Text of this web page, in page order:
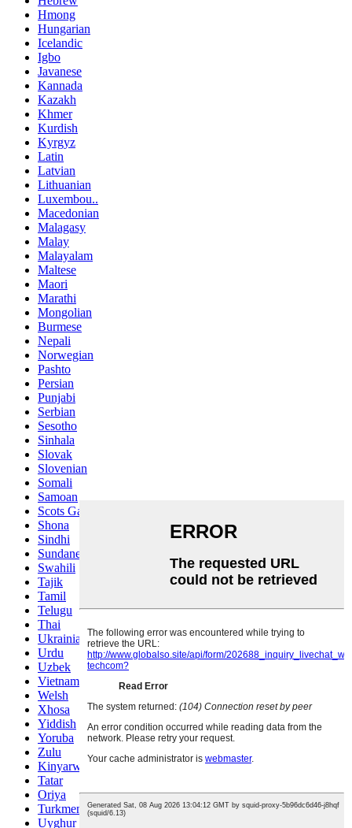
Hmong
Hungarian
Icelandic
Igbo
Javanese
Kannada
Kazakh
Khmer
Kurdish
Kyrgyz
Latin
Latvian
Lithuanian
Luxembou..
Macedonian
Malagasy
Malay
Malayalam
Maltese
Maori
Marathi
Mongolian
Burmese
Nepali
Norwegian
Pashto
Persian
Punjabi
Serbian
Sesotho
Sinhala
Slovak
Slovenian
Somali
Samoan
Scots Gaelic
Shona
Sindhi
Sundanese
Swahili
Tajik
Tamil
Telugu
Thai
Ukrainian
Urdu
Uzbek
Vietnamese
Welsh
Xhosa
Yiddish
Yoruba
Zulu
Kinyarwanda
Tatar
Oriya
Turkmen
Uyghur